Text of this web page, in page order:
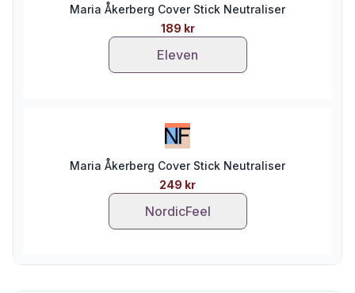
Maria Åkerberg Cover Stick Neutraliser
189 kr
Eleven
Maria Åkerberg Cover Stick Neutraliser
249 kr
NordicFeel